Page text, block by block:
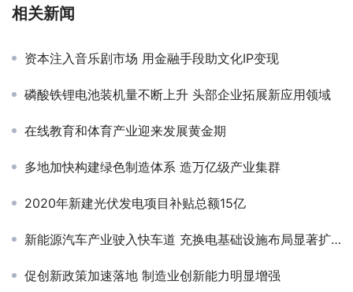
相关新闻
资本注入音乐剧市场 用金融手段助文化IP变现
磷酸铁锂电池装机量不断上升 头部企业拓展新应用领域
在线教育和体育产业迎来发展黄金期
多地加快构建绿色制造体系 造万亿级产业集群
2020年新建光伏发电项目补贴总额15亿
新能源汽车产业驶入快车道 充换电基础设施布局显著扩大
促创新政策加速落地 制造业创新能力明显增强